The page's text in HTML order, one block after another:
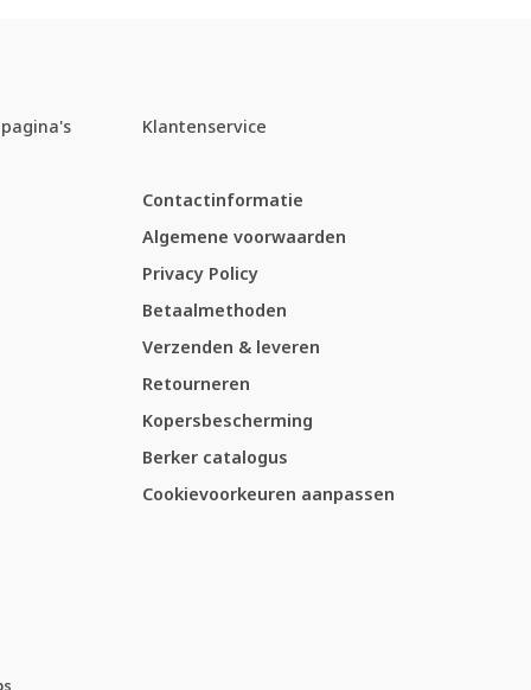
Klantenservice
Contactinformatie
Algemene voorwaarden
Privacy Policy
Betaalmethoden
Verzenden & leveren
Retourneren
Kopersbescherming
Berker catalogus
Cookievoorkeuren aanpassen